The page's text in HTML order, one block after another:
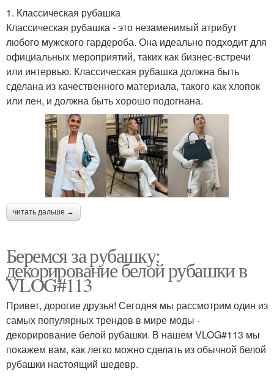
1. Классическая рубашка
Классическая рубашка - это незаменимый атрибут
любого мужского гардероба. Она идеально подходит для
официальных мероприятий, таких как бизнес-встречи
или интервью. Классическая рубашка должна быть
сделана из качественного материала, такого как хлопок
или лен, и должна быть хорошо подогнана.
читать дальше →
Беремся за рубашку:
декорирование белой рубашки в
VLOG#113
Привет, дорогие друзья! Сегодня мы рассмотрим один из
самых популярных трендов в мире моды -
декорирование белой рубашки. В нашем VLOG#113 мы
покажем вам, как легко можно сделать из обычной белой
рубашки настоящий шедевр.